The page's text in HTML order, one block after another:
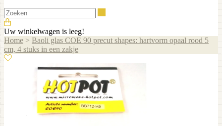
Uw winkelwagen is leeg!
Home > Baoli glas COE 90 precut shapes: hartvorm opaal rood 5
cm, 4 stuks in een zakje